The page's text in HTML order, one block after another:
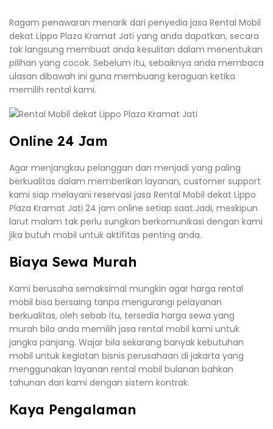
Ragam penawaran menarik dari penyedia jasa Rental Mobil
dekat Lippo Plaza Kramat Jati yang anda dapatkan, secara
tak langsung membuat anda kesulitan dalam menentukan
pilihan yang cocok. Sebelum itu, sebaiknya anda membaca
ulasan dibawah ini guna membuang keraguan ketika
memilih rental kami.
Online 24 Jam
Agar menjangkau pelanggan dan menjadi yang paling
berkualitas dalam memberikan layanan, customer support
kami siap melayani reservasi jasa Rental Mobil dekat Lippo
Plaza Kramat Jati 24 jam online setiap saat.Jadi, meskipun
larut malam tak perlu sungkan berkomunikasi dengan kami
jika butuh mobil untuk aktifitas penting anda.
Biaya Sewa Murah
Kami berusaha semaksimal mungkin agar harga rental
mobil bisa bersaing tanpa mengurangi pelayanan
berkualitas, oleh sebab itu, tersedia harga sewa yang
murah bila anda memilih jasa rental mobil kami untuk
jangka panjang. Wajar bila sekarang banyak kebutuhan
mobil untuk kegiatan bisnis perusahaan di jakarta yang
menggunakan layanan rental mobil bulanan bahkan
tahunan dari kami dengan sistem kontrak.
Kaya Pengalaman